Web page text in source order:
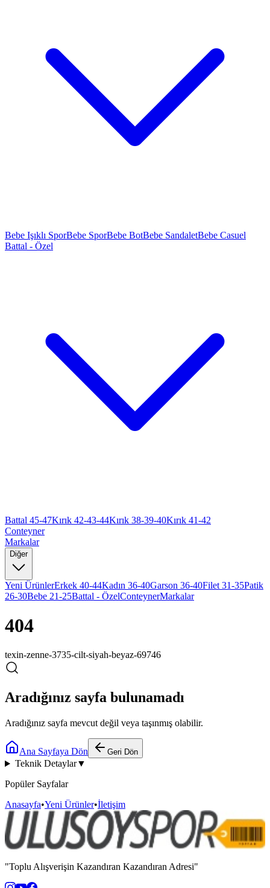
Bebe Işıklı SporBebe SporBebe BotBebe SandaletBebe Casuel
Battal - Özel
Battal 45-47Kırık 42-43-44Kırık 38-39-40Kırık 41-42
Conteyner
Markalar
Diğer
Yeni ÜrünlerErkek 40-44Kadın 36-40Garson 36-40Filet 31-35Patik
26-30Bebe 21-25Battal - ÖzelConteynerMarkalar
404
texin-zenne-3735-cilt-siyah-beyaz-69746
Aradığınız sayfa bulunamadı
Aradığınız sayfa mevcut değil veya taşınmış olabilir.
Ana Sayfaya Dön Geri Dön
Teknik Detaylar▼
Popüler Sayfalar
Anasayfa•Yeni Ürünler•İletişim
"Toplu Alışverişin Kazandıran Kazandıran Adresi"